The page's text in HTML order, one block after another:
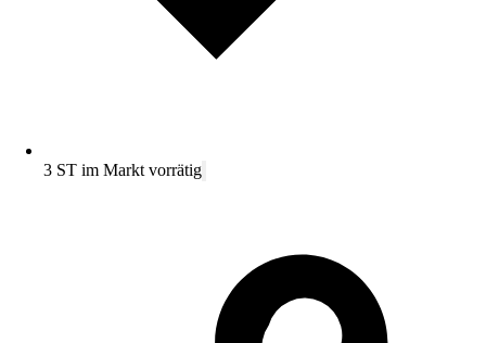
3 ST im Markt vorrätig